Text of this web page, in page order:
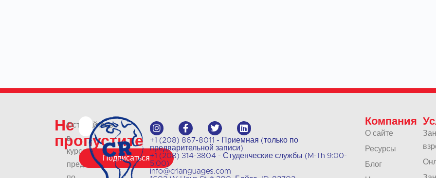
Не
пропустите
Оставайтесь
в
курсе
предложений
Подписаться
+1 (208) 867-8011 - Приемная (только по
предварительной записи)
+1 (208) 314-3804 - Студенческие службы (M-Th 9:00-
5:00)
info@crlanguages.com
Компания
О сайте
Ресурсы
Блог